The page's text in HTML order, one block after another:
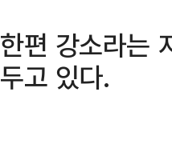
한편 강소라는
두고 있다.